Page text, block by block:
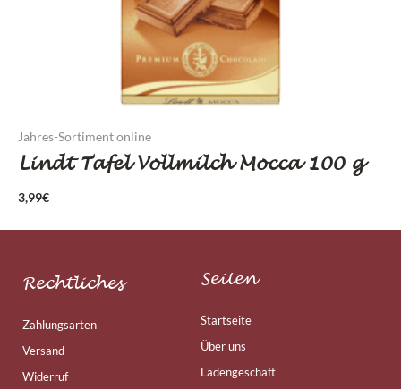
Jahres-Sortiment online
Lindt Tafel Vollmilch Mocca 100 g
3,99€
Rechtliches
Zahlungsarten
Versand
Widerruf
Seiten
Startseite
Über uns
Ladengeschäft